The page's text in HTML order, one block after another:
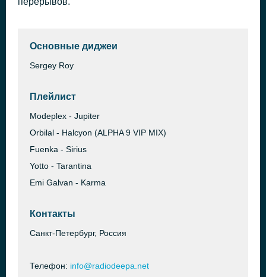
Основные диджеи
Sergey Roy
Плейлист
Modeplex - Jupiter
Orbilal - Halcyon (ALPHA 9 VIP MIX)
Fuenka - Sirius
Yotto - Tarantina
Emi Galvan - Karma
Контакты
Санкт-Петербург, Россия
Телефон: info@radiodeepa.net